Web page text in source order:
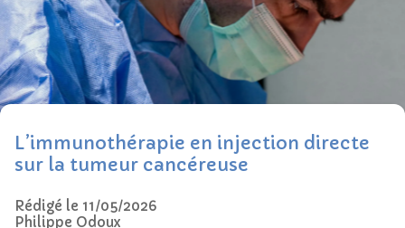
L’immunothérapie en injection directe
sur la tumeur cancéreuse
Rédigé le 11/05/2026
Philippe Odoux